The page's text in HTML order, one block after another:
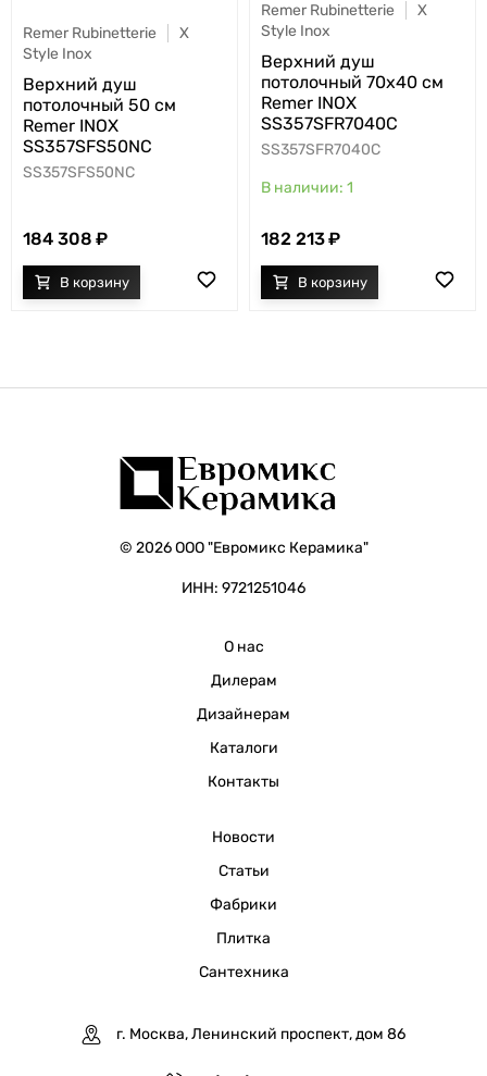
Remer Rubinetterie
X
Style Inox
Верхний душ
потолочный 50 см
Remer INOX
SS357SFS50NC
SS357SFS50NC
184 308
Remer Rubinetterie
X
Style Inox
Верхний душ
потолочный 70x40 см
Remer INOX
SS357SFR7040C
SS357SFR7040C
1
182 213
© 2026 ООО "Евромикс Керамика"
ИНН: 9721251046
О нас
Дилерам
Дизайнерам
Каталоги
Контакты
Новости
Статьи
Фабрики
Плитка
Сантехника
г. Москва, Ленинский проспект, дом 86